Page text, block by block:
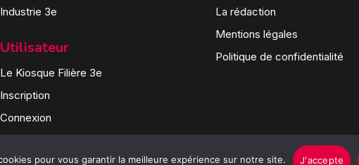
Industrie 3e
Utilisateur
Le Kiosque Filière 3e
Inscription
Connexion
La rédaction
Mentions légales
Politique de confidentialité
pour vous garantir la meilleure expérience sur notre site. J'accepte